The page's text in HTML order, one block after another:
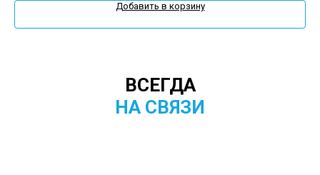
Добавить в корзину
ВСЕГДА
НА СВЯЗИ